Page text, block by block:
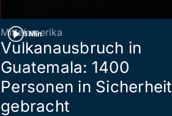
1 Min
Mittelamerika
Vulkanausbruch in
Guatemala: 1400
Personen in Sicherheit
gebracht